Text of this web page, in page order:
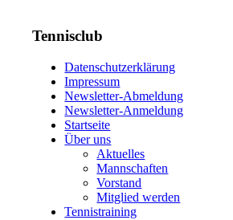
Tennisclub
Datenschutzerklärung
Impressum
Newsletter-Abmeldung
Newsletter-Anmeldung
Startseite
Über uns
Aktuelles
Mannschaften
Vorstand
Mitglied werden
Tennistraining